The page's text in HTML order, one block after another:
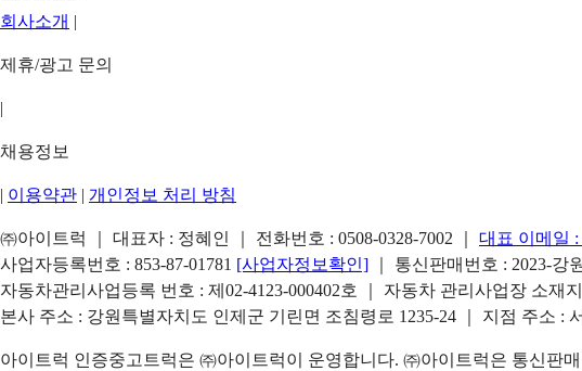
회사소개 |
제휴/광고 문의
|
채용정보
| 이용약관 | 개인정보 처리 방침
㈜아이트럭 ｜ 대표자 : 정혜인 ｜ 전화번호 : 0508-0328-7002 대표 이메일 :
사업자등록번호 : 853-87-01781 [사업자정보확인]
｜ 통신판매번호 : 2023-강
자동차관리사업등록 번호 : 제02-4123-000402호 ｜ 자동차 관리사업장 소재
본사 주소 : 강원특별자치도 인제군 기린면 조침령로 1235-24 ｜ 지점 주소 :
아이트럭 인증중고트럭은 ㈜아이트럭이 운영합니다. ㈜아이트럭은 통신판